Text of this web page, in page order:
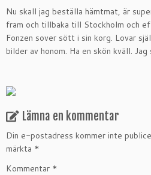
Nu skall jag beställa hämtmat, är
fram och tillbaka till Stockholm och
Fonzen sover sött i sin korg. Lovar
bilder av honom. Ha en skön kväll.
Lämna en kommentar
Din e-postadress kommer inte
märkta *
Kommentar *